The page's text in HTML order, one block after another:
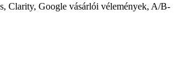
Clarity, Google vásárlói vélemények, A/B-